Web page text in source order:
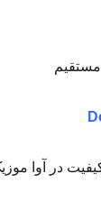
مستقیم
کیفیت در آوا